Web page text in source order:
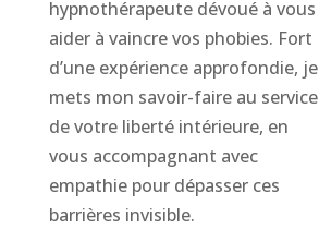
hypnothérapeute dévoué à vous
aider à vaincre vos phobies. Fort
d’une expérience approfondie, je
mets mon savoir-faire au service
de votre liberté intérieure, en
vous accompagnant avec
empathie pour dépasser ces
barrières invisible.